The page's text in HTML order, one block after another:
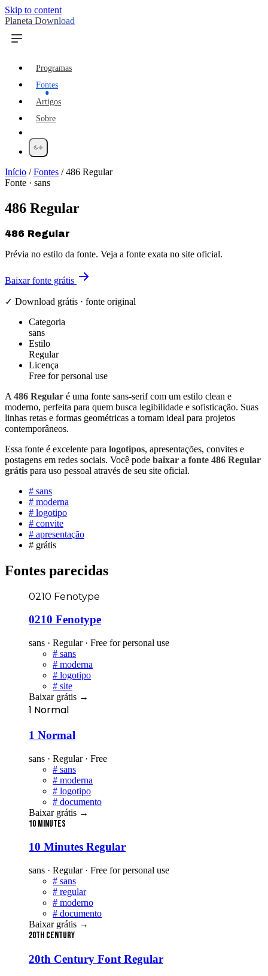
Skip to content
Planeta Download
Programas
Fontes
Artigos
Sobre
Início /Fontes /486 Regular
Fonte · sans
486 Regular
486 Regular
Prévia no estilo da fonte. Veja a fonte exata no site oficial.
Baixar fonte grátis
✓ Download grátis · fonte original
Categoria
sans
Estilo
Regular
Licença
Free for personal use
A 486 Regular é uma fonte sans-serif com um estilo clean e
moderno, perfeita para quem busca legibilidade e sofisticação. Suas
linhas retas e formas geométricas a tornam ideal para projetos
contemporâneos.
Essa fonte é excelente para logotipos, apresentações, convites e
postagens em redes sociais. Você pode baixar a fonte 486 Regular
grátis para uso pessoal através de seu site oficial.
# sans
# moderna
# logotipo
# convite
# apresentação
# grátis
Fontes parecidas
0210 Fenotype
0210 Fenotype
sans · Regular · Free for personal use
# sans
# moderna
# logotipo
# site
Baixar grátis →
1 Normal
1 Normal
sans · Regular · Free
# sans
# moderna
# logotipo
# documento
Baixar grátis →
10 Minutes
10 Minutes Regular
sans · Regular · Free for personal use
# sans
# regular
# moderno
# documento
Baixar grátis →
20th Century
20th Century Font Regular